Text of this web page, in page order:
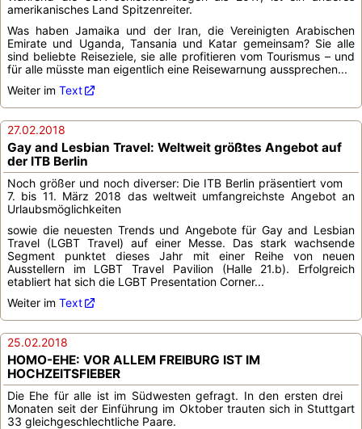
amerikanisches Land Spitzenreiter.
Was haben Jamaika und der Iran, die Vereinigten Arabischen
Emirate und Uganda, Tansania und Katar gemeinsam? Sie alle
sind beliebte Reiseziele, sie alle profitieren vom Tourismus – und
für alle müsste man eigentlich eine Reisewarnung aussprechen...
Weiter im Text
27.02.2018
Gay and Lesbian Travel: Weltweit größtes Angebot auf
der ITB Berlin
Noch größer und noch diverser: Die ITB Berlin präsentiert vom
7. bis 11. März 2018 das weltweit umfangreichste Angebot an
Urlaubsmöglichkeiten
sowie die neuesten Trends und Angebote für Gay and Lesbian
Travel (LGBT Travel) auf einer Messe. Das stark wachsende
Segment punktet dieses Jahr mit einer Reihe von neuen
Ausstellern im LGBT Travel Pavilion (Halle 21.b). Erfolgreich
etabliert hat sich die LGBT Presentation Corner...
Weiter im Text
25.02.2018
HOMO-EHE: VOR ALLEM FREIBURG IST IM
HOCHZEITSFIEBER
Die Ehe für alle ist im Südwesten gefragt. In den ersten drei
Monaten seit der Einführung im Oktober trauten sich in Stuttgart
33 gleichgeschlechtliche Paare.